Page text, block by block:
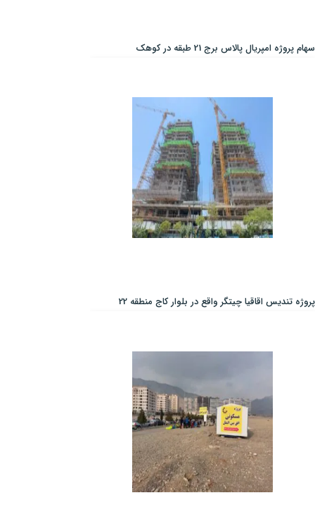
سهام پروژه امپریال پالاس برج 21 طبقه در کوهک
پروژه تندیس اقاقیا چیتگر واقع در بلوار کاج منطقه 22